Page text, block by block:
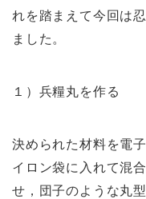
れを踏まえて今回は
ました。
１）兵糧丸を作る
決められた材料を電
イロン袋に入れて混
せ，団子のような丸